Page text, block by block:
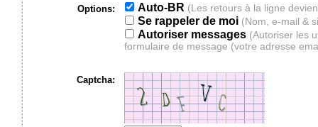
Options:
Auto-BR
Se rappeler de moi (Nom, e-mail &
Autoriser messages (Autoriser les
formulaire de message (votre adresse
Captcha: